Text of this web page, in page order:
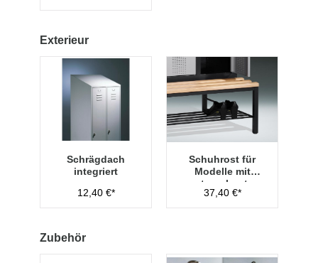
Exterieur
Schrägdach
integriert
12,40 €*
Schuhrost für
Modelle mit
untergebauter
Sitzbank,
Abteilbreite 400
37,40 €*
Zubehör